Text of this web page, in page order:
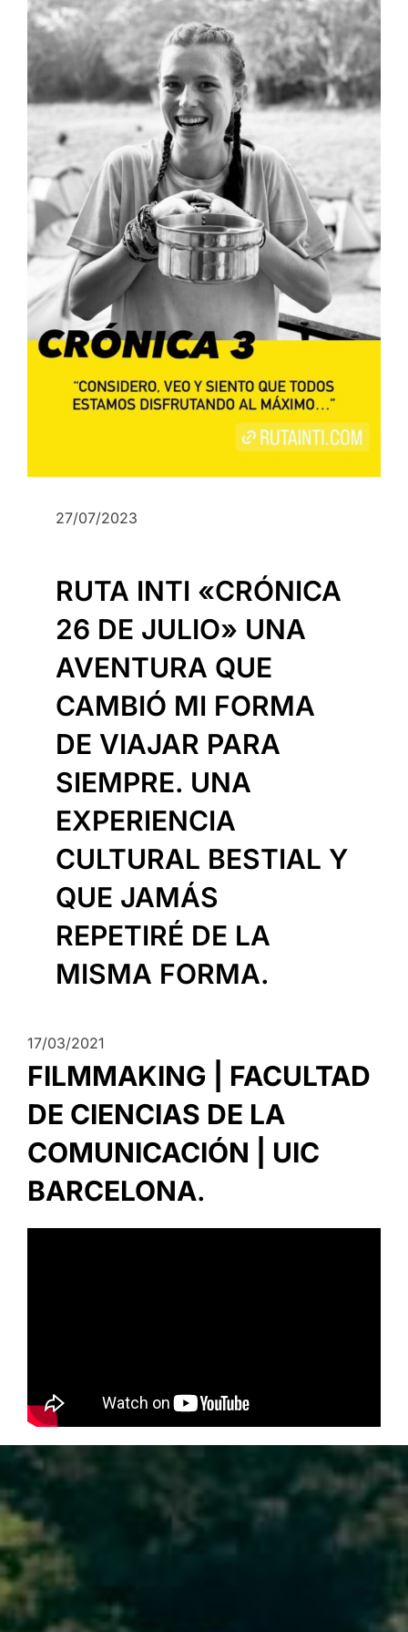
27/07/2023
RUTA INTI «CRÓNICA
26 DE JULIO» UNA
AVENTURA QUE
CAMBIÓ MI FORMA
DE VIAJAR PARA
SIEMPRE. UNA
EXPERIENCIA
CULTURAL BESTIAL Y
QUE JAMÁS
REPETIRÉ DE LA
MISMA FORMA.
17/03/2021
FILMMAKING | FACULTAD
DE CIENCIAS DE LA
COMUNICACIÓN | UIC
BARCELONA.